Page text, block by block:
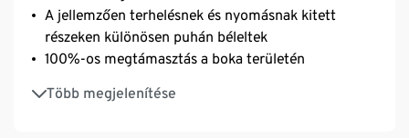
A jellemzően terhelésnek és nyomásnak kitett
részeken különösen puhán béleltek
100%-os megtámasztás a boka területén
Több megjelenítése
Puhán párnázott talp
Különösen lapos orrvarrás